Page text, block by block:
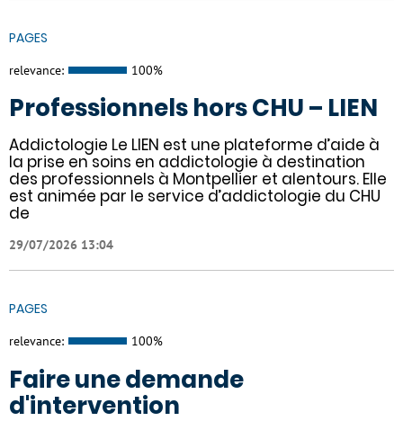
PAGES
relevance: 100%
Professionnels hors CHU – LIEN
Addictologie Le LIEN est une plateforme d’aide à
la prise en soins en addictologie à destination
des professionnels à Montpellier et alentours. Elle
est animée par le service d’addictologie du CHU
de
29/07/2026 13:04
PAGES
relevance: 100%
Faire une demande
d'intervention